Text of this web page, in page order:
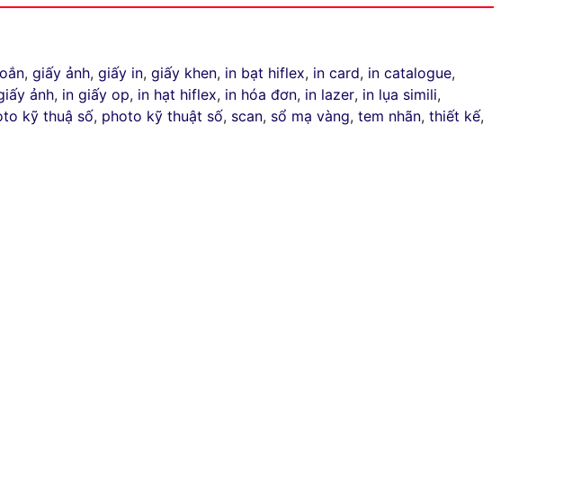
, giấy ảnh, giấy in, giấy khen, in bạt hiflex, in card, in catalogue,
ảnh, in giấy op, in hạt hiflex, in hóa đơn, in lazer, in lụa simili,
kỹ thuậ số, photo kỹ thuật số, scan, sổ mạ vàng, tem nhãn, thiết kế,